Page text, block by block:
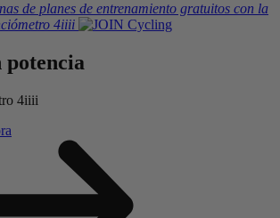
de planes de entrenamiento gratuitos con la
4iiii
potencia
4iiii